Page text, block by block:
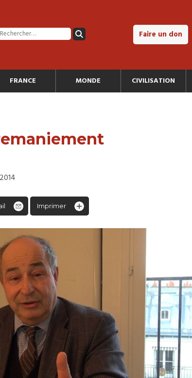
Faire un don
FRANCE MONDE CIVILISATION
Imprimer